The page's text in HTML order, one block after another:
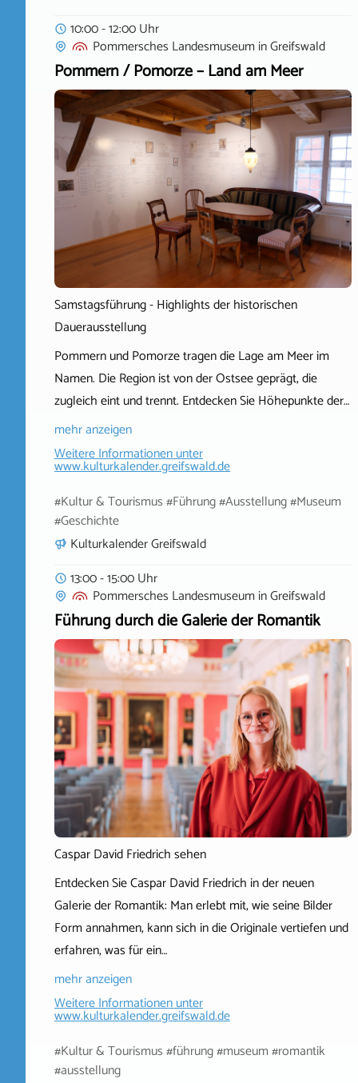
10:00 - 12:00 Uhr
Pommersches LandesmuseuminGreifswald
Pommern / Pomorze – Land am Meer
Samstagsführung - Highlights der historischen
Dauerausstellung
Pommern und Pomorze tragen die Lage am Meer im
Namen. Die Region ist von der Ostsee geprägt, die
zugleich eint und trennt. Entdecken Sie Höhepunkte der…
mehr anzeigen
Weitere Informationen unter
www.kulturkalender.greifswald.de
#Kultur & Tourismus #Führung #Ausstellung #Museum
#Geschichte
Kulturkalender Greifswald
13:00 - 15:00 Uhr
Pommersches LandesmuseuminGreifswald
Führung durch die Galerie der Romantik
Caspar David Friedrich sehen
Entdecken Sie Caspar David Friedrich in der neuen
Galerie der Romantik: Man erlebt mit, wie seine Bilder
Form annahmen, kann sich in die Originale vertiefen und
erfahren, was für ein…
mehr anzeigen
Weitere Informationen unter
www.kulturkalender.greifswald.de
#Kultur & Tourismus #führung #museum #romantik
#ausstellung